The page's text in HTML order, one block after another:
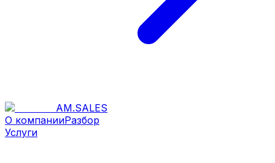
AM.SALES
О компанииРазбор
Услуги